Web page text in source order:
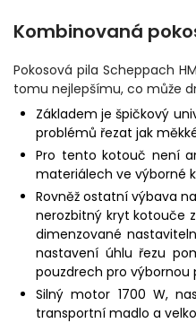
Kombinovaná
Pokosová pila Scheppach
tomu nejlepšímu, co může
Základem je špičkový
problémů řezat jak
Pro tento kotouč není
materiálech ve výborné
Rovněž ostatní výbava
nerozbitný kryt kotouče
dimenzované
nastavení úhlu řezu
pouzdrech pro výbornou
Silný motor 1700 W,
transportní madlo a